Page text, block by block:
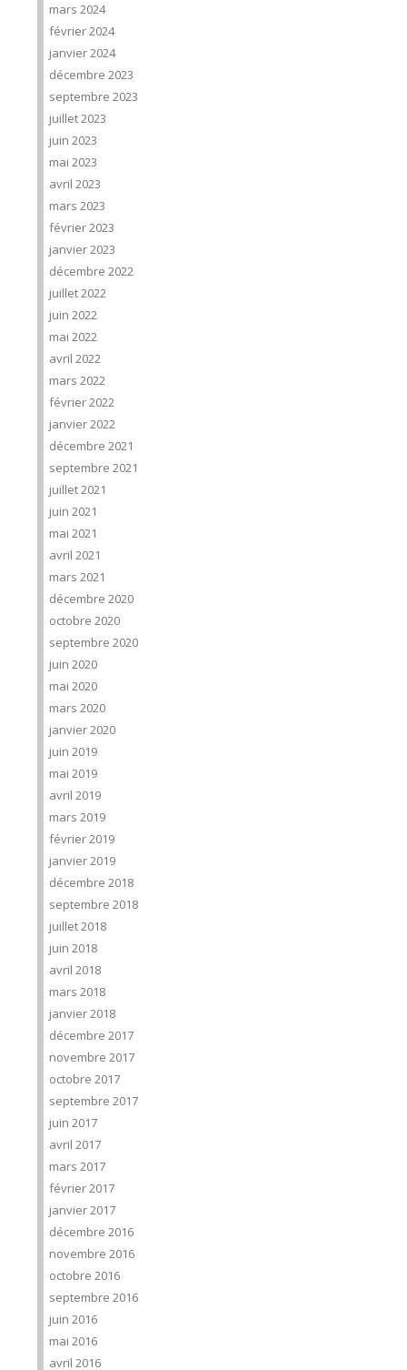
mars 2024
février 2024
janvier 2024
décembre 2023
septembre 2023
juillet 2023
juin 2023
mai 2023
avril 2023
mars 2023
février 2023
janvier 2023
décembre 2022
juillet 2022
juin 2022
mai 2022
avril 2022
mars 2022
février 2022
janvier 2022
décembre 2021
septembre 2021
juillet 2021
juin 2021
mai 2021
avril 2021
mars 2021
décembre 2020
octobre 2020
septembre 2020
juin 2020
mai 2020
mars 2020
janvier 2020
juin 2019
mai 2019
avril 2019
mars 2019
février 2019
janvier 2019
décembre 2018
septembre 2018
juillet 2018
juin 2018
avril 2018
mars 2018
janvier 2018
décembre 2017
novembre 2017
octobre 2017
septembre 2017
juin 2017
avril 2017
mars 2017
février 2017
janvier 2017
décembre 2016
novembre 2016
octobre 2016
septembre 2016
juin 2016
mai 2016
avril 2016